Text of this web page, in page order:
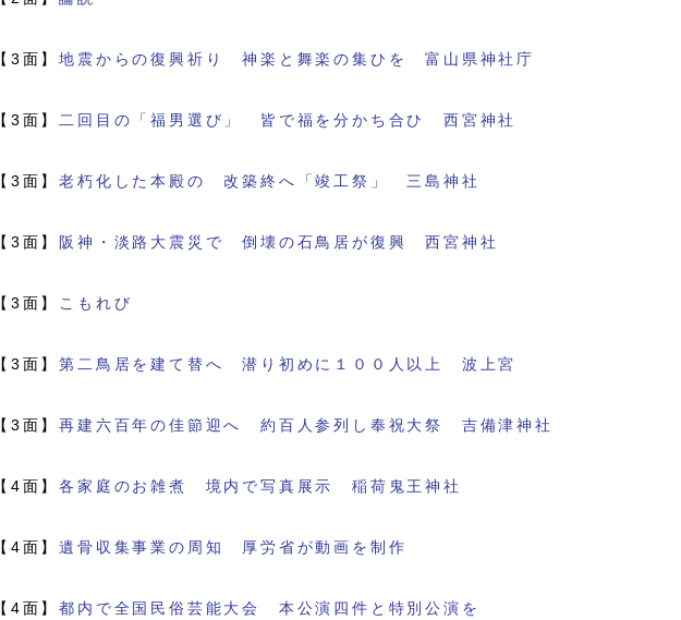
【3面】地震からの復興祈り 神楽と舞楽の集ひを 富山県神社庁
【3面】 二回目の「福男選び」 皆で福を分かち合ひ 西宮神社
【3面】老朽化した本殿の 改築終へ「竣工祭」 三島神社
【3面】 阪神・淡路大震災で 倒壊の石鳥居が復興 西宮神社
【3面】 こもれび
【3面】第二鳥居を建て替へ 潜り初めに１００人以上 波上宮
【3面】再建六百年の佳節迎へ 約百人参列し奉祝大祭 吉備津神社
【4面】各家庭のお雑煮 境内で写真展示 稲荷鬼王神社
【4面】遺骨収集事業の周知 厚労省が動画を制作
【4面】都内で全国民俗芸能大会 本公演四件と特別公演を